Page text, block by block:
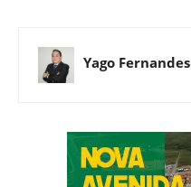
Yago Fernandes